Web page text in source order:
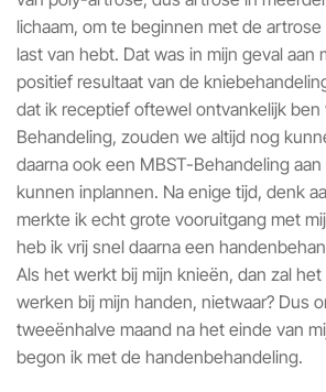
lichaam, om te beginnen met de
last van hebt. Dat was in mijn geval aan
positief resultaat van de
dat ik receptief oftewel ontvankelijk ben
Behandeling, zouden we altijd nog
daarna ook een MBST-Behandeling
kunnen inplannen. Na enige tijd, denk
merkte ik echt grote vooruitgang met
heb ik vrij snel daarna een
Als het werkt bij mijn knieën, dan zal
werken bij mijn handen, nietwaar? Dus
tweeënhalve maand na het einde van
begon ik met de handenbehandeling.